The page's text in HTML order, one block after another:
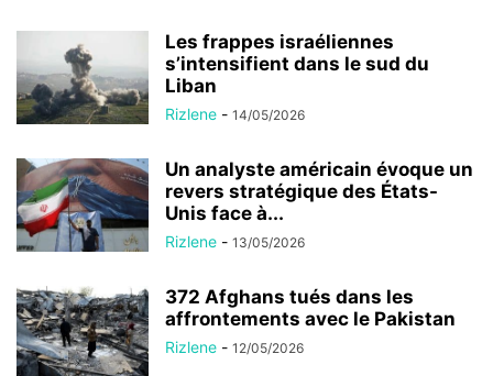
Les frappes israéliennes
s’intensifient dans le sud du
Liban
Rizlene - 14/05/2026
Un analyste américain évoque un
revers stratégique des États-
Unis face à...
Rizlene - 13/05/2026
372 Afghans tués dans les
affrontements avec le Pakistan
Rizlene - 12/05/2026